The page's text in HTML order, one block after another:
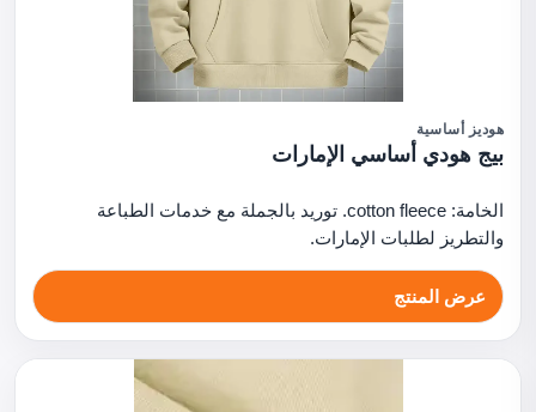
هوديز أساسية
بيج هودي أساسي الإمارات
الخامة: cotton fleece. توريد بالجملة مع خدمات الطباعة
والتطريز لطلبات الإمارات.
عرض المنتج